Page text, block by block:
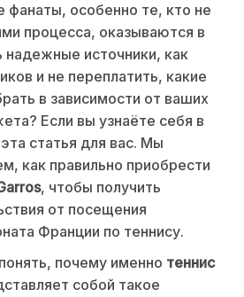
фанаты, особенно те, кто не
процесса, оказываются в
надежные источники, как
и не переплатить, какие
в зависимости от ваших
Если вы узнаёте себя в
статья для вас. Мы
как правильно приобрести
, чтобы получить
от посещения
Франции по теннису.
почему именно теннис
собой такое